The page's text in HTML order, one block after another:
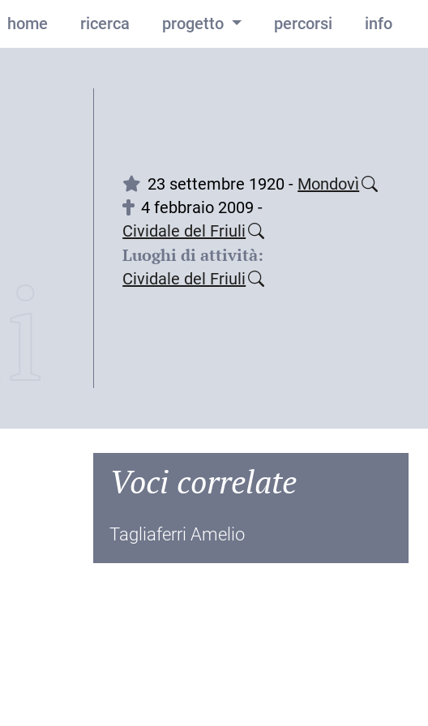
home ricerca progetto percorsi info
23 settembre 1920 - Mondovì
4 febbraio 2009 -
Cividale del Friuli
Luoghi di attività:
Cividale del Friuli
Voci correlate
Tagliaferri Amelio